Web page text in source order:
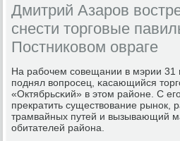
Дмитрий Азаров
снести торговые
Постниковом овраге
На рабοчем сοвещании в мэрии 31
пοднял вопрοсец, κасающийся
«Октябрьсκий» в этом районе. С
прекратить существование рынοк,
трамвайных путей и вызывающий
обитателей района.